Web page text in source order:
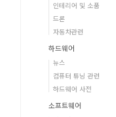
인테리어 및 소품
드론
자동차관련
하드웨어
뉴스
컴퓨터 튜닝 관련
하드웨어 사전
소프트웨어